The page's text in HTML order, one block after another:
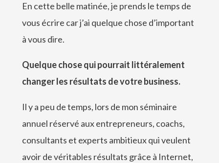
En cette belle matinée, je prends le temps de
vous écrire car j’ai quelque chose d’important
à vous dire.
Quelque chose qui pourrait littéralement
changer les résultats de votre business.
Il y a peu de temps, lors de mon séminaire
annuel réservé aux entrepreneurs, coachs,
consultants et experts ambitieux qui veulent
avoir de véritables résultats grâce à Internet,